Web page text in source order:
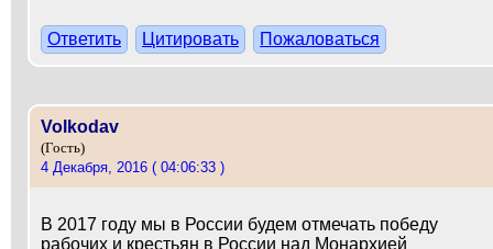
Ответить Цитировать Пожаловаться
Volkodav
(Гость)
4 Декабря, 2016 ( 04:06:33 )
В 2017 году мы в России будем отмечать победу
рабочих и крестьян в России над Монархией